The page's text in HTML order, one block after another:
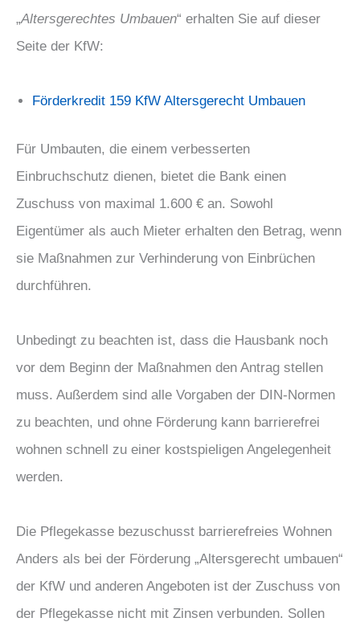
„Altersgerechtes Umbauen“ erhalten Sie auf dieser
Seite der KfW:
Förderkredit 159 KfW Altersgerecht Umbauen
Für Umbauten, die einem verbesserten
Einbruchschutz dienen, bietet die Bank einen
Zuschuss von maximal 1.600 € an. Sowohl
Eigentümer als auch Mieter erhalten den Betrag, wenn
sie Maßnahmen zur Verhinderung von Einbrüchen
durchführen.
Unbedingt zu beachten ist, dass die Hausbank noch
vor dem Beginn der Maßnahmen den Antrag stellen
muss. Außerdem sind alle Vorgaben der DIN-Normen
zu beachten, und ohne Förderung kann barrierefrei
wohnen schnell zu einer kostspieligen Angelegenheit
werden.
Die Pflegekasse bezuschusst barrierefreies Wohnen
Anders als bei der Förderung „Altersgerecht umbauen“
der KfW und anderen Angeboten ist der Zuschuss von
der Pflegekasse nicht mit Zinsen verbunden. Sollen